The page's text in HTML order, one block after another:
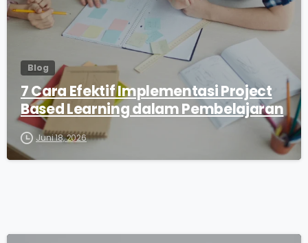
Blog
7 Cara Efektif Implementasi Project
Based Learning dalam Pembelajaran
Juni 18, 2026